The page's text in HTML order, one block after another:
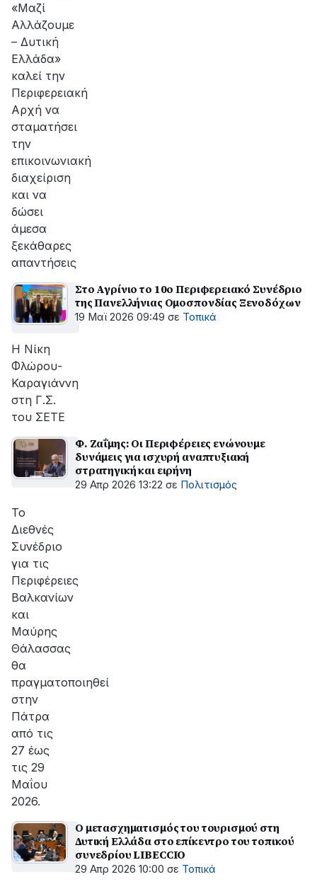
«Μαζί
Αλλάζουμε
– Δυτική
Ελλάδα»
καλεί την
Περιφερειακή
Αρχή να
σταματήσει
την
επικοινωνιακή
διαχείριση
και να
δώσει
άμεσα
ξεκάθαρες
απαντήσεις
Στο Αγρίνιο το 10ο Περιφερειακό Συνέδριο
της Πανελλήνιας Ομοσπονδίας Ξενοδόχων
19 Μαϊ 2026 09:49 σε Τοπικά
Η Νίκη
Φλώρου-
Καραγιάννη
στη Γ.Σ.
του ΣΕΤΕ
Φ. Ζαΐμης: Οι Περιφέρειες ενώνουμε
δυνάμεις για ισχυρή αναπτυξιακή
στρατηγική και ειρήνη
29 Απρ 2026 13:22 σε Πολιτισμός
Το
Διεθνές
Συνέδριο
για τις
Περιφέρειες
Βαλκανίων
και
Μαύρης
Θάλασσας
θα
πραγματοποιηθεί
στην
Πάτρα
από τις
27 έως
τις 29
Μαΐου
2026.
Ο μετασχηματισμός του τουρισμού στη
Δυτική Ελλάδα στο επίκεντρο του τοπικού
συνεδρίου LIBECCIO
29 Απρ 2026 10:00 σε Τοπικά